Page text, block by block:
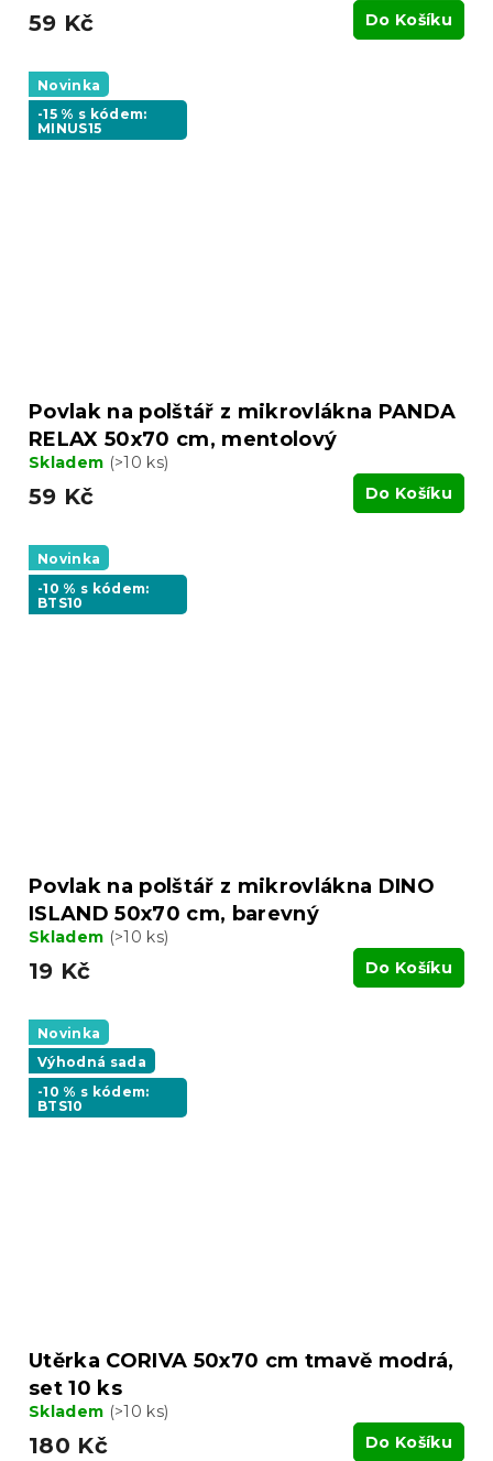
59 Kč Do Košíku
Novinka
-15 % s kódem:
MINUS15
Povlak na polštář z mikrovlákna PANDA
RELAX 50x70 cm, mentolový
Skladem (>10 ks)
59 Kč Do Košíku
Novinka
-10 % s kódem:
BTS10
Povlak na polštář z mikrovlákna DINO
ISLAND 50x70 cm, barevný
Skladem (>10 ks)
19 Kč Do Košíku
Novinka
Výhodná sada
-10 % s kódem:
BTS10
Utěrka CORIVA 50x70 cm tmavě modrá,
set 10 ks
Skladem (>10 ks)
180 Kč Do Košíku